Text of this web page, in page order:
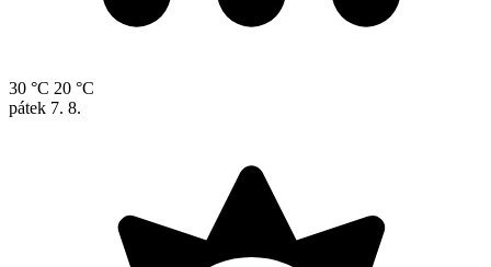
30 °C 20 °C
pátek 7. 8.